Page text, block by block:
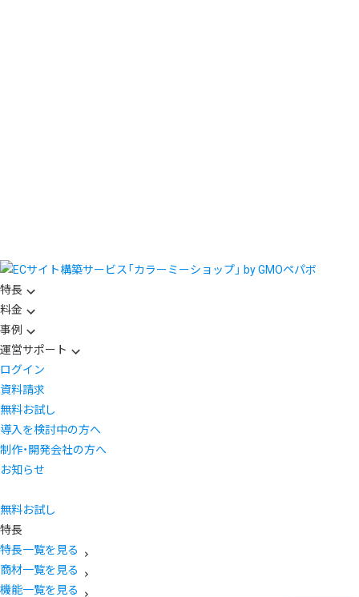
特長
料金
事例
運営サポート
ログイン
資料請求
無料お試し
導入を検討中の方へ
制作・開発会社の方へ
お知らせ
無料お試し
特長
特長一覧を見る
商材一覧を見る
機能一覧を見る